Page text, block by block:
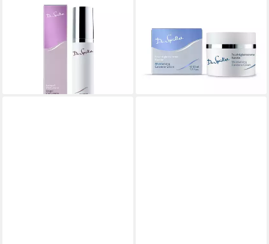
DR. SPILLER
Gesichtsemulsion Dr. Spiller -
Sauerstoff Vital Complex -
Feuchtigkeitscreme Karotin -
50ml
30,90 €
(618,00 €/ 1 l)
lieferbar - in 4-5 Werktagen bei dir